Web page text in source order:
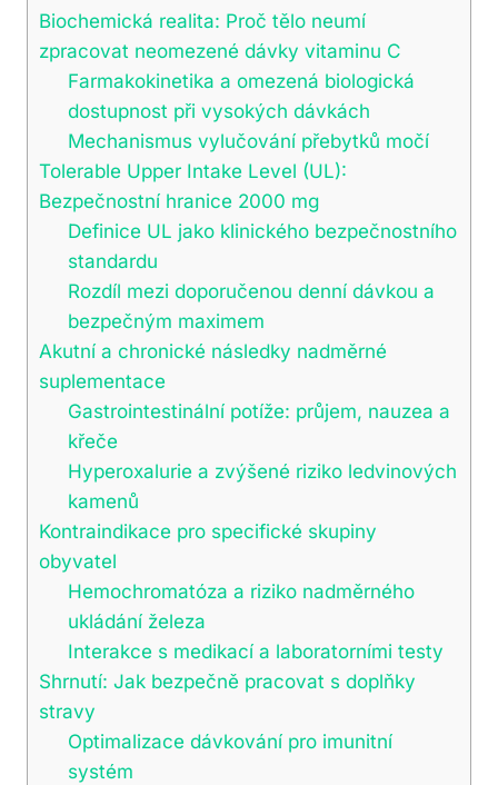
Biochemická realita: Proč tělo neumí
zpracovat neomezené dávky vitaminu C
Farmakokinetika a omezená biologická
dostupnost při vysokých dávkách
Mechanismus vylučování přebytků močí
Tolerable Upper Intake Level (UL):
Bezpečnostní hranice 2000 mg
Definice UL jako klinického bezpečnostního
standardu
Rozdíl mezi doporučenou denní dávkou a
bezpečným maximem
Akutní a chronické následky nadměrné
suplementace
Gastrointestinální potíže: průjem, nauzea a
křeče
Hyperoxalurie a zvýšené riziko ledvinových
kamenů
Kontraindikace pro specifické skupiny
obyvatel
Hemochromatóza a riziko nadměrného
ukládání železa
Interakce s medikací a laboratorními testy
Shrnutí: Jak bezpečně pracovat s doplňky
stravy
Optimalizace dávkování pro imunitní
systém